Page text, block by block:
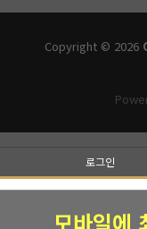
Copyright © 2026
로그인
모바일에